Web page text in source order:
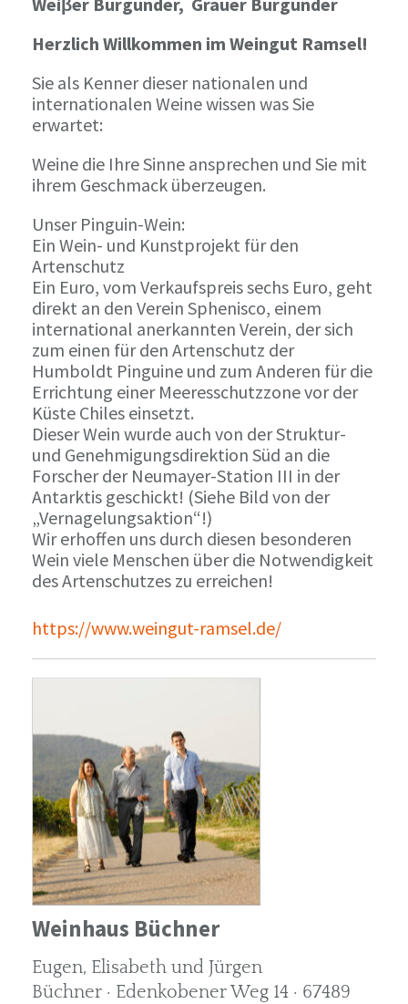
Herzlich Willkommen im Weingut Ramsel!
Sie als Kenner dieser nationalen und
internationalen Weine wissen was Sie
erwartet:
Weine die Ihre Sinne ansprechen und Sie mit
ihrem Geschmack überzeugen.
Unser Pinguin-Wein:
Ein Wein- und Kunstprojekt für den
Artenschutz
Ein Euro, vom Verkaufspreis sechs Euro, geht
direkt an den Verein Sphenisco, einem
international anerkannten Verein, der sich
zum einen für den Artenschutz der
Humboldt Pinguine und zum Anderen für die
Errichtung einer Meeresschutzzone vor der
Küste Chiles einsetzt.
Dieser Wein wurde auch von der Struktur-
und Genehmigungsdirektion Süd an die
Forscher der Neumayer-Station III in der
Antarktis geschickt! (Siehe Bild von der
„Vernagelungsaktion“!)
Wir erhoffen uns durch diesen besonderen
Wein viele Menschen über die Notwendigkeit
des Artenschutzes zu erreichen!
https://www.weingut-ramsel.de/
Weinhaus Büchner
Eugen, Elisabeth und Jürgen
Büchner · Edenkobener Weg 14 · 67489